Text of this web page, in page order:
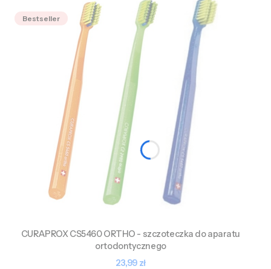
Bestseller
CURAPROX CS5460 ORTHO - szczoteczka do aparatu
ortodontycznego
Cena
23,99 zł